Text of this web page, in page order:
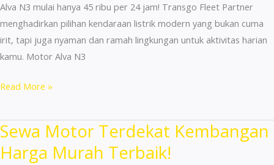
Alva N3 mulai hanya 45 ribu per 24 jam! Transgo Fleet Partner
menghadirkan pilihan kendaraan listrik modern yang bukan cuma
irit, tapi juga nyaman dan ramah lingkungan untuk aktivitas harian
kamu. Motor Alva N3
Sewa
Area
Jagakarsa
Jakarta
Read More »
Sewa Motor Terdekat Kembangan
Harga Murah Terbaik!